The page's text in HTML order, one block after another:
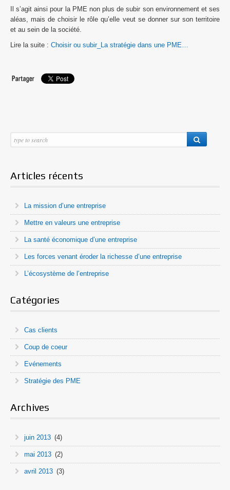
Archives
Il s’agit ainsi pour la PME non plus de subir son environnement et ses
aléas, mais de choisir le rôle qu’elle veut se donner sur son territoire
et au sein de la société.
Lire la suite : Choisir ou subir_La stratégie dans une PME…
Articles récents
La mission d’une entreprise
Mettre en valeurs une entreprise
La santé économique d’une entreprise
Les forces venant éroder la richesse d’une entreprise
L’écosystème de l’entreprise
Catégories
Cas clients
Coup de coeur
Evénements
Stratégie des PME
Archives
juin 2013 (4)
mai 2013 (2)
avril 2013 (3)